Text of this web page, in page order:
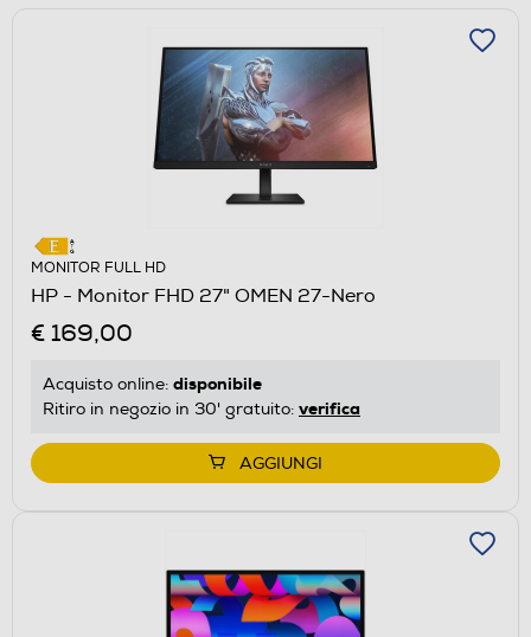
MONITOR FULL HD
HP - Monitor FHD 27" OMEN 27-Nero
€ 169,00
Acquisto online: disponibile
Ritiro in negozio in 30' gratuito: verifica
AGGIUNGI